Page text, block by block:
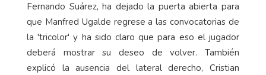
Fernando Suárez, ha dejado la puerta abierta para
que Manfred Ugalde regrese a las convocatorias de
la 'tricolor' y ha sido claro que para eso el jugador
deberá mostrar su deseo de volver. También
explicó la ausencia del lateral derecho, Cristian